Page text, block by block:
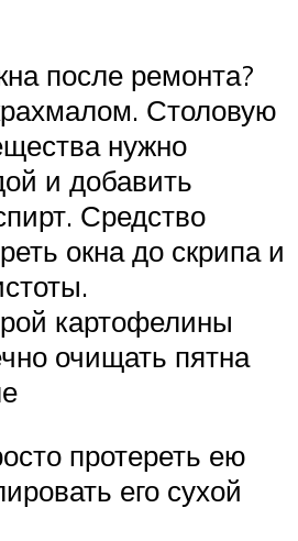
после ремонта?
Столовую
нужно
и добавить
Средство
окна до скрипа и
картофелины
очищать пятна
протереть ею
его сухой